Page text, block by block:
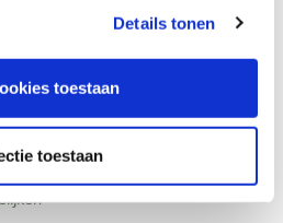
Details tonen
toestaan
toestaan
Clamp werkbankklem 360
btw